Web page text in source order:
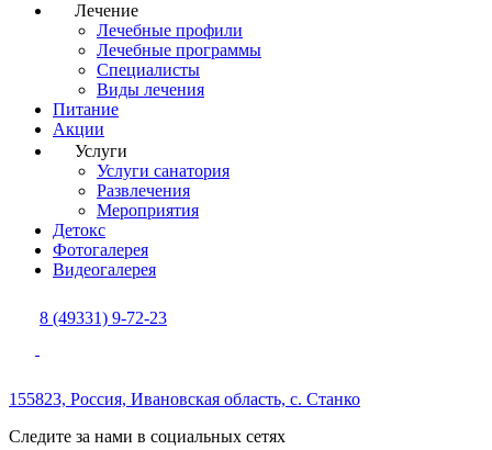
Лечение
Лечебные профили
Лечебные программы
Специалисты
Виды лечения
Питание
Акции
Услуги
Услуги санатория
Развлечения
Мероприятия
Детокс
Фотогалерея
Видеогалерея
8 (49331) 9-72-23
155823, Россия, Ивановская область, с. Станко
Следите за нами в социальных сетях